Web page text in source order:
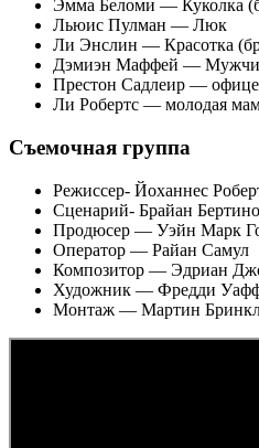
Эмма Беломи — Куколка
Льюис Пулман — Люк
Ли Энслин — Красотка
Дэмиэн Маффей —
Престон Садлеир —
Ли Робертс — молодая
Съемочная группа
Режиссер- Йоханнес
Сценарий- Брайан
Продюсер — Уэйн Марк
Оператор — Райан Самул
Композитор — Эдриан
Художник — Фредди
Монтаж — Мартин